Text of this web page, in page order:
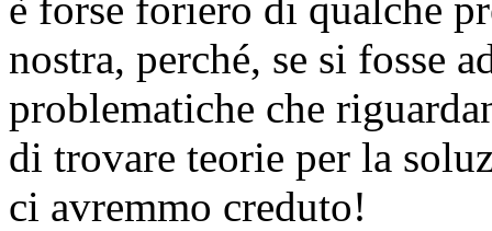
nostra, perché, se si fosse
problematiche che
di trovare teorie per la
ci avremmo creduto!